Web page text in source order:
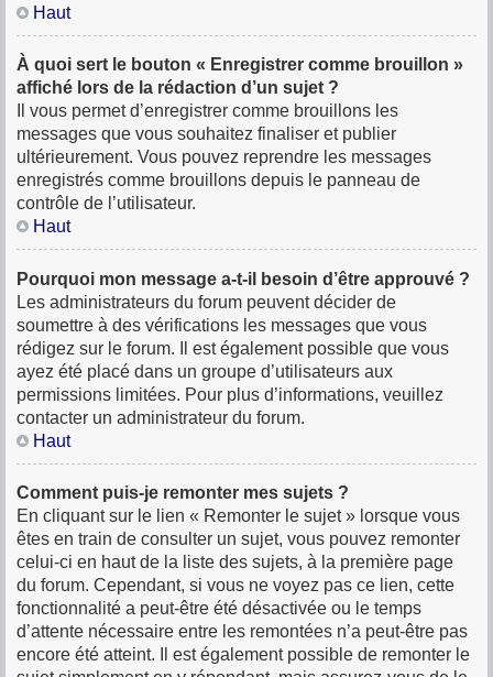
Haut
À quoi sert le bouton « Enregistrer comme brouillon »
affiché lors de la rédaction d’un sujet ?
Il vous permet d’enregistrer comme brouillons les
messages que vous souhaitez finaliser et publier
ultérieurement. Vous pouvez reprendre les messages
enregistrés comme brouillons depuis le panneau de
contrôle de l’utilisateur.
Haut
Pourquoi mon message a-t-il besoin d’être approuvé ?
Les administrateurs du forum peuvent décider de
soumettre à des vérifications les messages que vous
rédigez sur le forum. Il est également possible que vous
ayez été placé dans un groupe d’utilisateurs aux
permissions limitées. Pour plus d’informations, veuillez
contacter un administrateur du forum.
Haut
Comment puis-je remonter mes sujets ?
En cliquant sur le lien « Remonter le sujet » lorsque vous
êtes en train de consulter un sujet, vous pouvez remonter
celui-ci en haut de la liste des sujets, à la première page
du forum. Cependant, si vous ne voyez pas ce lien, cette
fonctionnalité a peut-être été désactivée ou le temps
d’attente nécessaire entre les remontées n’a peut-être pas
encore été atteint. Il est également possible de remonter le